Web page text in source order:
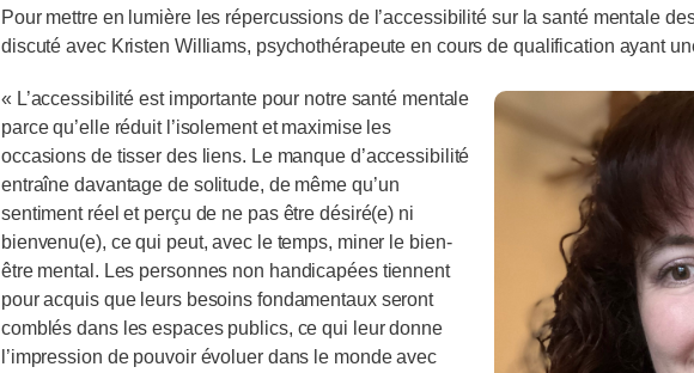
Pour mettre en lumière les répercussions de l’accessibilité sur la santé mentale
discuté avec Kristen Williams, psychothérapeute en cours de qualification ayant
« L’accessibilité est importante pour notre santé mentale
parce qu’elle réduit l’isolement et maximise les
occasions de tisser des liens. Le manque d’accessibilité
entraîne davantage de solitude, de même qu’un
sentiment réel et perçu de ne pas être désiré(e) ni
bienvenu(e), ce qui peut, avec le temps, miner le bien-
être mental. Les personnes non handicapées tiennent
pour acquis que leurs besoins fondamentaux seront
comblés dans les espaces publics, ce qui leur donne
l’impression de pouvoir évoluer dans le monde avec